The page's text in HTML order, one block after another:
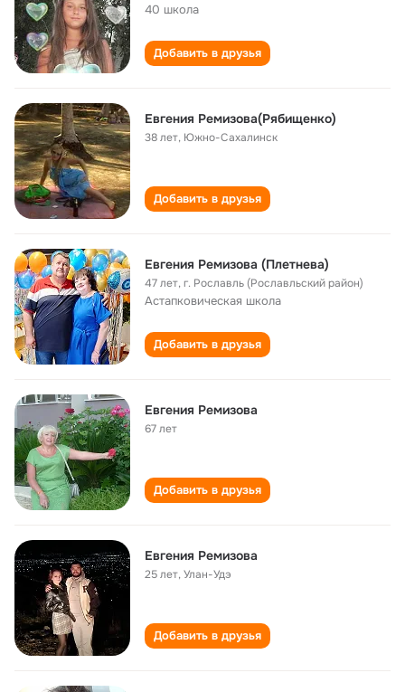
40 школа
Добавить в друзья
Евгения Ремизова(Рябищенко)
38 лет, Южно-Сахалинск
Добавить в друзья
Евгения Ремизова (Плетнева)
47 лет,г. Рославль (Рославльский район)
Астапковическая школа
Добавить в друзья
Евгения Ремизова
67 лет
Добавить в друзья
Евгения Ремизова
25 лет,Улан-Удэ
Добавить в друзья